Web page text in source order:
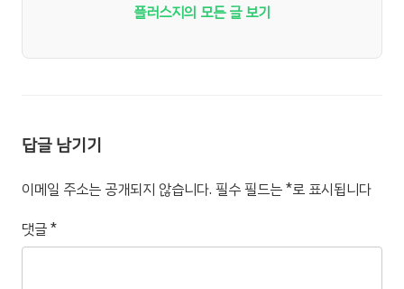
플러스지의 모든 글 보기
답글 남기기
이메일 주소는 공개되지 않습니다. 필수 필드는*로 표시됩니다
댓글*